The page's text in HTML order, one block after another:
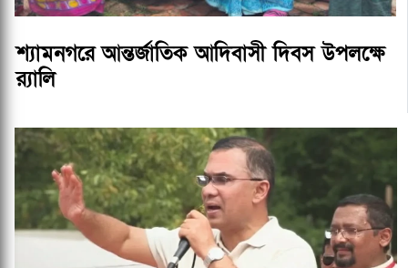
শ্যামনগরে আন্তর্জাতিক আদিবাসী দিবস উপলক্ষে
র‍্যালি